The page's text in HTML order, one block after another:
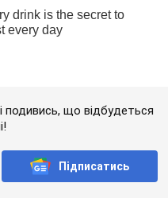
подивись, що відбудеться
Підписатись